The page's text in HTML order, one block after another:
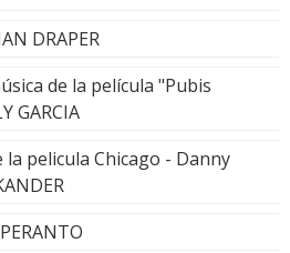
DRAPER
de la película "Pubis
GARCIA
pelicula Chicago - Danny